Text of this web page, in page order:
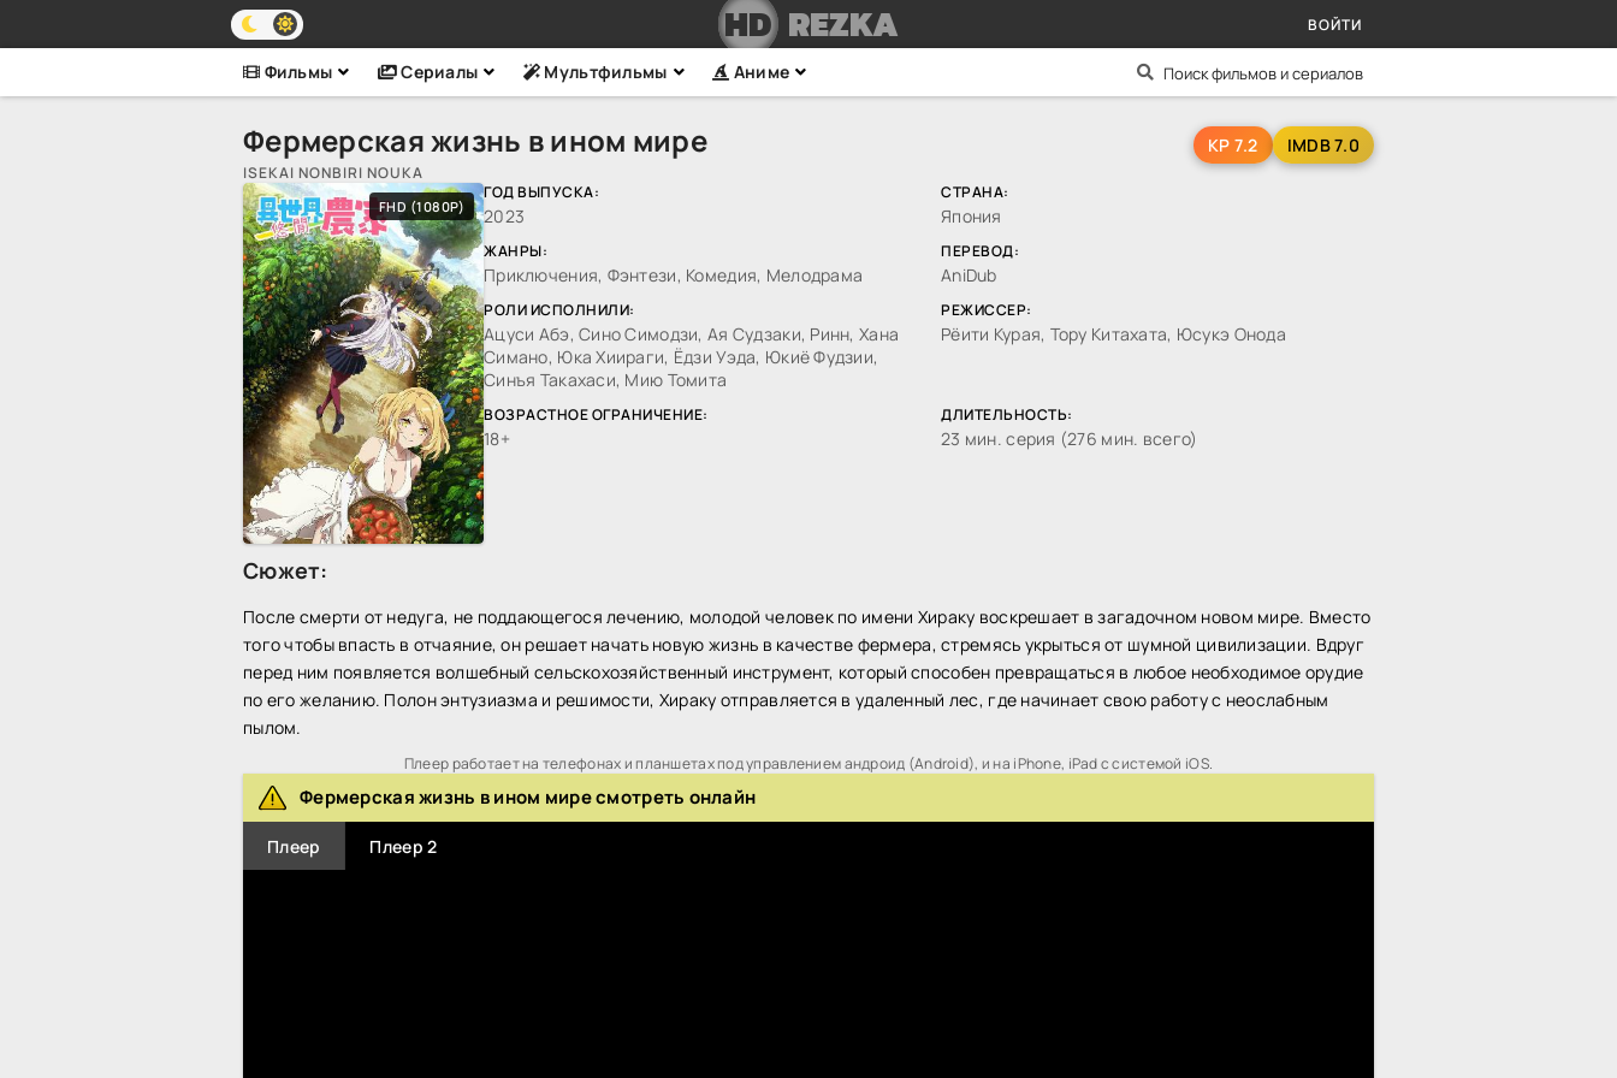
HDREZKA ВОЙТИ
Фильмы Сериалы Мультфильмы Аниме
Фермерская жизнь в ином мире
ISEKAI NONBIRI NOUKA
KP 7.2 IMDB 7.0
FHD (1080P)
ГОД ВЫПУСКА:
2023
СТРАНА:
Япония
ЖАНРЫ:
Приключения, Фэнтези, Комедия, Мелодрама
ПЕРЕВОД:
AniDub
РОЛИ ИСПОЛНИЛИ:
Ацуси Абэ, Сино Симодзи, Ая Судзаки, Ринн, Хана
Симано, Юка Хиираги, Ёдзи Уэда, Юкиё Фудзии,
Синъя Такахаси, Мию Томита
РЕЖИССЕР:
Рёити Курая, Тору Китахата, Юсукэ Онода
ВОЗРАСТНОЕ ОГРАНИЧЕНИЕ:
18+
ДЛИТЕЛЬНОСТЬ:
23 мин. серия (276 мин. всего)
Сюжет:
После смерти от недуга, не поддающегося лечению, молодой человек по имени Хираку воскрешает в загадочном новом мире. Вместо
того чтобы впасть в отчаяние, он решает начать новую жизнь в качестве фермера, стремясь укрыться от шумной цивилизации. Вдруг
перед ним появляется волшебный сельскохозяйственный инструмент, который способен превращаться в любое необходимое орудие
по его желанию. Полон энтузиазма и решимости, Хираку отправляется в удаленный лес, где начинает свою работу с неослабным
пылом.
Плеер работает на телефонах и планшетах под управлением андроид (Android), и на iPhone, iPad с системой iOS.
Фермерская жизнь в ином мире смотреть онлайн
Плеер Плеер 2